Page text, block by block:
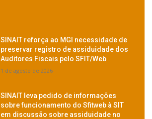
SINAIT reforça ao MGI necessidade de
preservar registro de assiduidade dos
Auditores Fiscais pelo SFIT/Web
1 de agosto de 2026
SINAIT leva pedido de informações
sobre funcionamento do Sfitweb à SIT
em discussão sobre assiduidade no